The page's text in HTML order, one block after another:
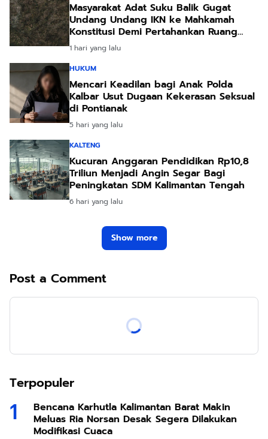
Masyarakat Adat Suku Balik Gugat
Undang Undang IKN ke Mahkamah
Konstitusi Demi Pertahankan Ruang
Hidup Leluhur
1 hari yang lalu
HUKUM
Mencari Keadilan bagi Anak Polda
Kalbar Usut Dugaan Kekerasan Seksual
di Pontianak
5 hari yang lalu
KALTENG
Kucuran Anggaran Pendidikan Rp10,8
Triliun Menjadi Angin Segar Bagi
Peningkatan SDM Kalimantan Tengah
6 hari yang lalu
Show more
Post a Comment
Terpopuler
Bencana Karhutla Kalimantan Barat Makin
Meluas Ria Norsan Desak Segera Dilakukan
Modifikasi Cuaca